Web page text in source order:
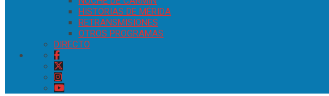
HISTORIAS DE MÉRIDA
RETRANSMISIONES
OTROS PROGRAMAS
DIRECTO